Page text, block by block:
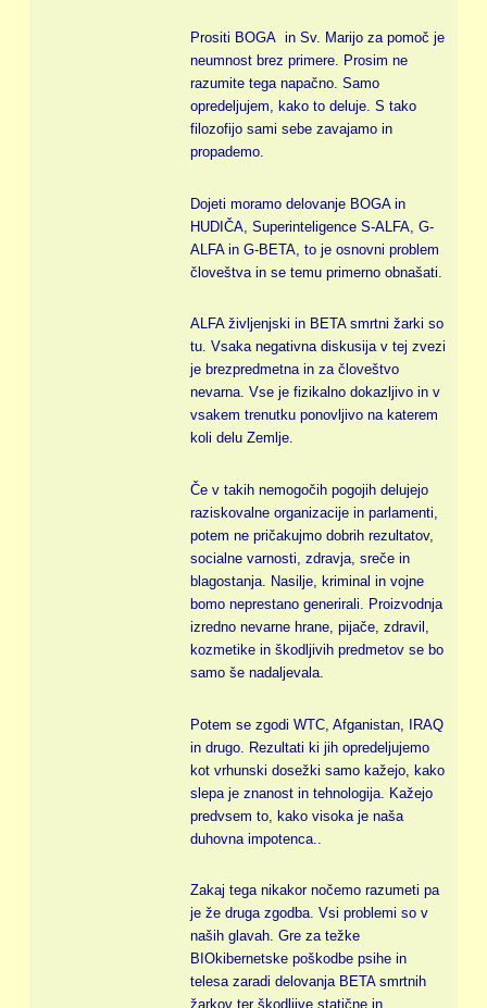
Prositi BOGA in Sv. Marijo za pomoč je
neumnost brez primere. Prosim ne
razumite tega napačno. Samo
opredeljujem, kako to deluje. S tako
filozofijo sami sebe zavajamo in
propademo.
Dojeti moramo delovanje BOGA in
HUDIČA, Superinteligence S-ALFA, G-
ALFA in G-BETA, to je osnovni problem
človeštva in se temu primerno obnašati.
ALFA življenjski in BETA smrtni žarki so
tu. Vsaka negativna diskusija v tej zvezi
je brezpredmetna in za človeštvo
nevarna. Vse je fizikalno dokazljivo in v
vsakem trenutku ponovljivo na katerem
koli delu Zemlje.
Če v takih nemogočih pogojih delujejo
raziskovalne organizacije in parlamenti,
potem ne pričakujmo dobrih rezultatov,
socialne varnosti, zdravja, sreče in
blagostanja. Nasilje, kriminal in vojne
bomo neprestano generirali. Proizvodnja
izredno nevarne hrane, pijače, zdravil,
kozmetike in škodljivih predmetov se bo
samo še nadaljevala.
Potem se zgodi WTC, Afganistan, IRAQ
in drugo. Rezultati ki jih opredeljujemo
kot vrhunski dosežki samo kažejo, kako
slepa je znanost in tehnologija. Kažejo
predvsem to, kako visoka je naša
duhovna impotenca..
Zakaj tega nikakor nočemo razumeti pa
je že druga zgodba. Vsi problemi so v
naših glavah. Gre za težke
BIOkibernetske poškodbe psihe in
telesa zaradi delovanja BETA smrtnih
žarkov ter škodljive statične in